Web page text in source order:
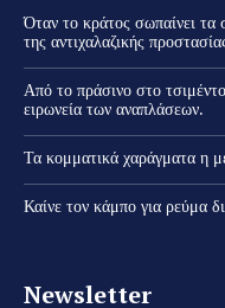
Όταν το κράτος σωπαίνει τα
της αντιχαλαζικής
Από το πράσινο στο
ειρωνεία των αναπλάσεων.
Τα κομματικά χαράγματα η
Καίνε τον κάμπο για ρεύμα
Newsletter